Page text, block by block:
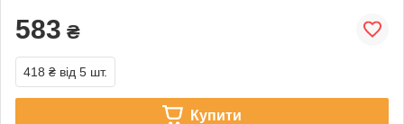
583 ₴
418 ₴ від 5 шт.
Купити